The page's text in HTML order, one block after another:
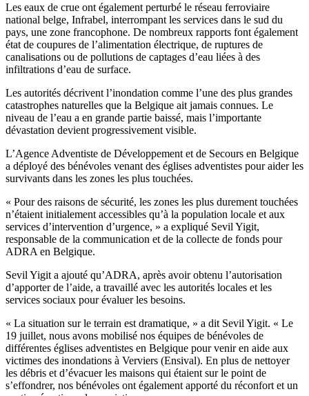
Les eaux de crue ont également perturbé le réseau ferroviaire
national belge, Infrabel, interrompant les services dans le sud du
pays, une zone francophone. De nombreux rapports font également
état de coupures de l’alimentation électrique, de ruptures de
canalisations ou de pollutions de captages d’eau liées à des
infiltrations d’eau de surface.
Les autorités décrivent l’inondation comme l’une des plus grandes
catastrophes naturelles que la Belgique ait jamais connues. Le
niveau de l’eau a en grande partie baissé, mais l’importante
dévastation devient progressivement visible.
L’Agence Adventiste de Développement et de Secours en Belgique
a déployé des bénévoles venant des églises adventistes pour aider les
survivants dans les zones les plus touchées.
« Pour des raisons de sécurité, les zones les plus durement touchées
n’étaient initialement accessibles qu’à la population locale et aux
services d’intervention d’urgence, » a expliqué Sevil Yigit,
responsable de la communication et de la collecte de fonds pour
ADRA en Belgique.
Sevil Yigit a ajouté qu’ADRA, après avoir obtenu l’autorisation
d’apporter de l’aide, a travaillé avec les autorités locales et les
services sociaux pour évaluer les besoins.
« La situation sur le terrain est dramatique, » a dit Sevil Yigit. « Le
19 juillet, nous avons mobilisé nos équipes de bénévoles de
différentes églises adventistes en Belgique pour venir en aide aux
victimes des inondations à Verviers (Ensival). En plus de nettoyer
les débris et d’évacuer les maisons qui étaient sur le point de
s’effondrer, nos bénévoles ont également apporté du réconfort et un